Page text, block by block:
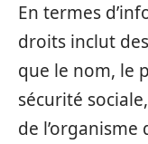
En termes
droits inclut
que le nom, le
sécurité
de